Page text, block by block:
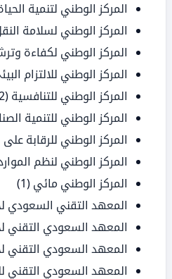
المركز الوطني لتنمية
المركز الوطني لسلامة
المركز الوطني لكفاءة
المركز الوطني للالتزام
المركز الوطني للتنافسية (2)
المركز الوطني للتنمية
المركز الوطني للرقابة على
المركز الوطني لنظم
المركز الوطني مائي (1)
المعهد التقني السعودي
المعهد السعودي التقني
المعهد السعودي التقني
المعهد السعودي التقني